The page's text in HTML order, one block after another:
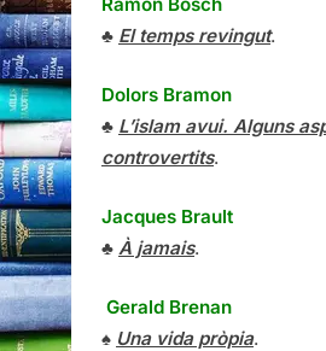
♣ El temps revingut.
Dolors Bramon
♣ L’islam avui. Alguns
controvertits.
Jacques Brault
♣ À jamais.
Gerald Brenan
♠ Una vida pròpia.